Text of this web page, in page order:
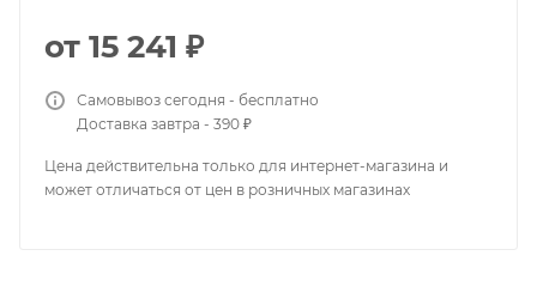
от 15 241 ₽
Самовывоз сегодня - бесплатно
Доставка завтра - 390 ₽
Цена действительна только для интернет-магазина и
может отличаться от цен в розничных магазинах